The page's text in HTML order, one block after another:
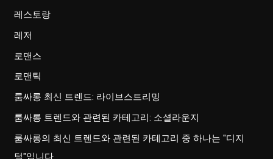
레스토랑
레저
로맨스
로맨틱
룸싸롱 최신 트렌드: 라이브스트리밍
룸싸롱 트렌드와 관련된 카테고리: 소셜라운지
룸싸롱의 최신 트렌드와 관련된 카테고리 중 하나는 "디지
털"입니다